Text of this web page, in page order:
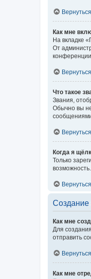
Как мне
На вкладке
От
Что такое
Звания,
Обычно вы
Когда я
Только
Как мне
Для
отправить
Как мне